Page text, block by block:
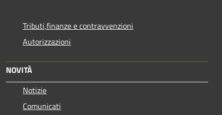
Tributi,finanze e contravvenzioni
Autorizzazioni
NOVITÀ
Notizie
Comunicati